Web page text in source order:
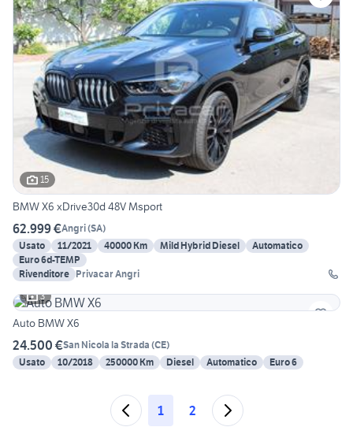
15
BMW X6 xDrive30d 48V Msport
62.999 €Angri(SA)
Usato
11/2021 40000 Km Mild Hybrid Diesel
Automatico
Euro 6d-TEMP
Rivenditore Privacar Angri
3
Auto BMW X6
24.500 €San Nicola la Strada (CE)
Usato
10/2018 250000 Km Diesel Automatico Euro 6
1 2